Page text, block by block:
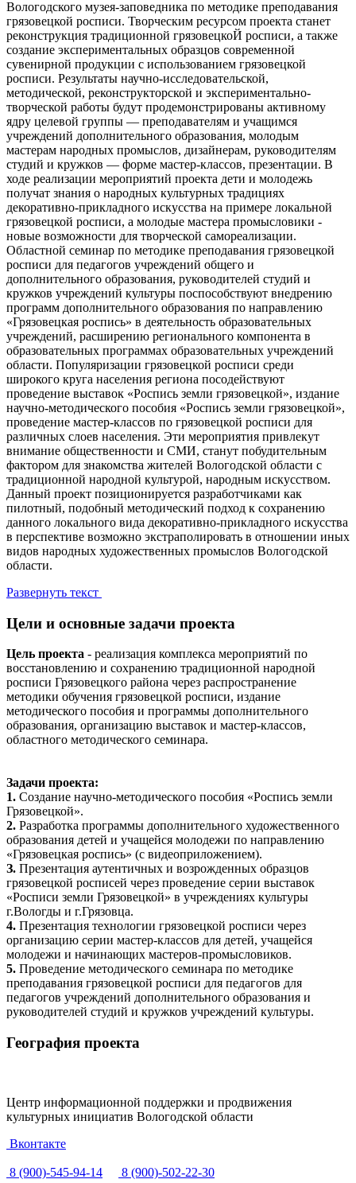
Вологодского музея-заповедника по методике преподавания
грязовецкой росписи. Творческим ресурсом проекта станет
реконструкция традиционной грязовецкоЙ росписи, а также
создание экспериментальных образцов современной
сувенирной продукции с использованием грязовецкой
росписи. Результаты научно-исследовательской,
методической, реконструкторской и экспериментально-
творческой работы будут продемонстрированы активному
ядру целевой группы — преподавателям и учащимся
учреждений дополнительного образования, молодым
мастерам народных промыслов, дизайнерам, руководителям
студий и кружков — форме мастер-классов, презентации. В
ходе реализации мероприятий проекта дети и молодежь
получат знания о народных культурных традициях
декоративно-прикладного искусства на примере локальной
грязовецкой росписи, а молодые мастера промысловики -
новые возможности для творческой самореализации.
Областной семинар по методике преподавания грязовецкой
росписи для педагогов учреждений общего и
дополнительного образования, руководителей студий и
кружков учреждений культуры поспособствуют внедрению
программ дополнительного образования по направлению
«Грязовецкая роспись» в деятельность образовательных
учреждений, расширению регионального компонента в
образовательных программах образовательных учреждений
области. Популяризации грязовецкой росписи среди
широкого круга населения региона посодействуют
проведение выставок «Роспись земли грязовецкой», издание
научно-методического пособия «Роспись земли грязовецкой»,
проведение мастер-классов по грязовецкой росписи для
различных слоев населения. Эти мероприятия привлекут
внимание общественности и СМИ, станут побудительным
фактором для знакомства жителей Вологодской области с
традиционной народной культурой, народным искусством.
Данный проект позиционируется разработчиками как
пилотный, подобный методический подход к сохранению
данного локального вида декоративно-прикладного искусства
в перспективе возможно экстраполировать в отношении иных
видов народных художественных промыслов Вологодской
области.
Развернуть текст
Цели и основные задачи проекта
Цель проекта - реализация комплекса мероприятий по
восстановлению и сохранению традиционной народной
росписи Грязовецкого района через распространение
методики обучения грязовецкой росписи, издание
методического пособия и программы дополнительного
образования, организацию выставок и мастер-классов,
областного методического семинара.
Задачи проекта:
1. Создание научно-методического пособия «Роспись земли
Грязовецкой».
2. Разработка программы дополнительного художественного
образования детей и учащейся молодежи по направлению
«Грязовецкая роспись» (с видеоприложением).
З. Презентация аутентичных и возрожденных образцов
грязовецкой росписей через проведение серии выставок
«Росписи земли Грязовецкой» в учреждениях культуры
г.Вологды и г.Грязовца.
4. Презентация технологии грязовецкой росписи через
организацию серии мастер-классов для детей, учащейся
молодежи и начинающих мастеров-промысловиков.
5. Проведение методического семинара по методике
преподавания грязовецкой росписи для педагогов для
педагогов учреждений дополнительного образования и
руководителей студий и кружков учреждений культуры.
География проекта
Центр информационной поддержки и продвижения
культурных инициатив Вологодской области
Вконтакте
8 (900)-545-94-14 8 (900)-502-22-30